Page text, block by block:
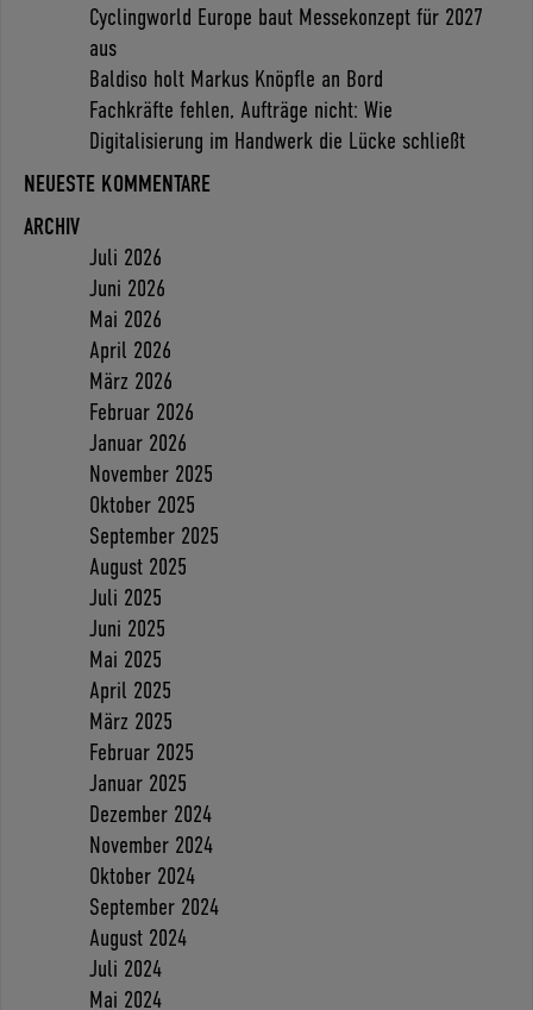
Cyclingworld Europe baut Messekonzept für 2027
aus
Baldiso holt Markus Knöpfle an Bord
Fachkräfte fehlen, Aufträge nicht: Wie
Digitalisierung im Handwerk die Lücke schließt
NEUESTE KOMMENTARE
ARCHIV
Juli 2026
Juni 2026
Mai 2026
April 2026
März 2026
Februar 2026
Januar 2026
November 2025
Oktober 2025
September 2025
August 2025
Juli 2025
Juni 2025
Mai 2025
April 2025
März 2025
Februar 2025
Januar 2025
Dezember 2024
November 2024
Oktober 2024
September 2024
August 2024
Juli 2024
Mai 2024